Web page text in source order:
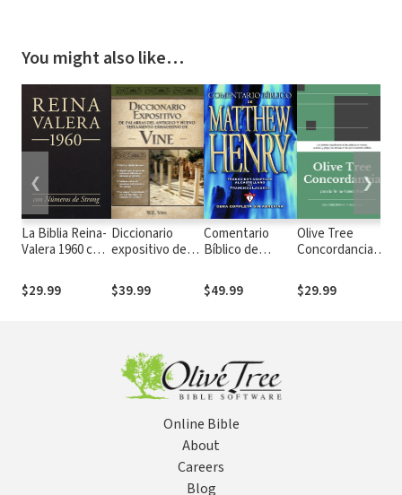
You might also like…
La Biblia Reina-
Valera 1960 con
Strong
$29.99
Diccionario
expositivo de
Antiguo y
Nuevo
$39.99
Comentario
Bíblico de
$49.99
Olive Tree
Concordancia
Reina-Valera
1960
$29.99
❮ ❯
Online Bible
About
Careers
Blog